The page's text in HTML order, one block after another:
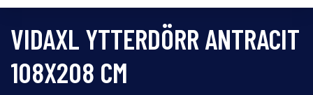
VIDAXL YTTERDÖRR ANTRACIT
108X208 CM